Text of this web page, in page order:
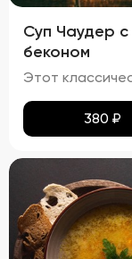
Суп Чаудер с
беконом
380 ₽